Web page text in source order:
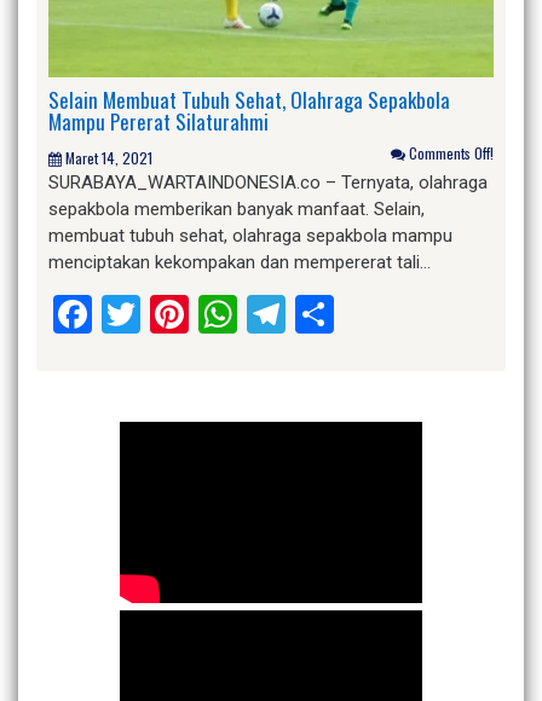
Selain Membuat Tubuh Sehat, Olahraga Sepakbola
Mampu Pererat Silaturahmi
Maret 14, 2021 Comments Off!
SURABAYA_WARTAINDONESIA.co – Ternyata, olahraga
sepakbola memberikan banyak manfaat. Selain,
membuat tubuh sehat, olahraga sepakbola mampu
menciptakan kekompakan dan mempererat tali…
Facebook
Twitter
Pinterest
WhatsApp
Telegram